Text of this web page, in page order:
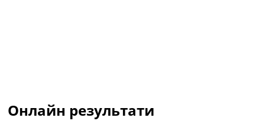
Онлайн результати